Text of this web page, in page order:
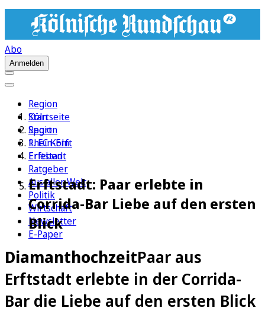
Abo
Anmelden
Region
Köln
Sport
1. FC Köln
Erleben
Ratgeber
Aus aller Welt
Politik
Wirtschaft
Newsletter
E-Paper
Startseite
Region
Rhein-Erft
Erftstadt
Erftstadt: Paar erlebte in
Corrida-Bar Liebe auf den ersten
Blick
DiamanthochzeitPaar aus
Erftstadt erlebte in der Corrida-
Bar die Liebe auf den ersten Blick